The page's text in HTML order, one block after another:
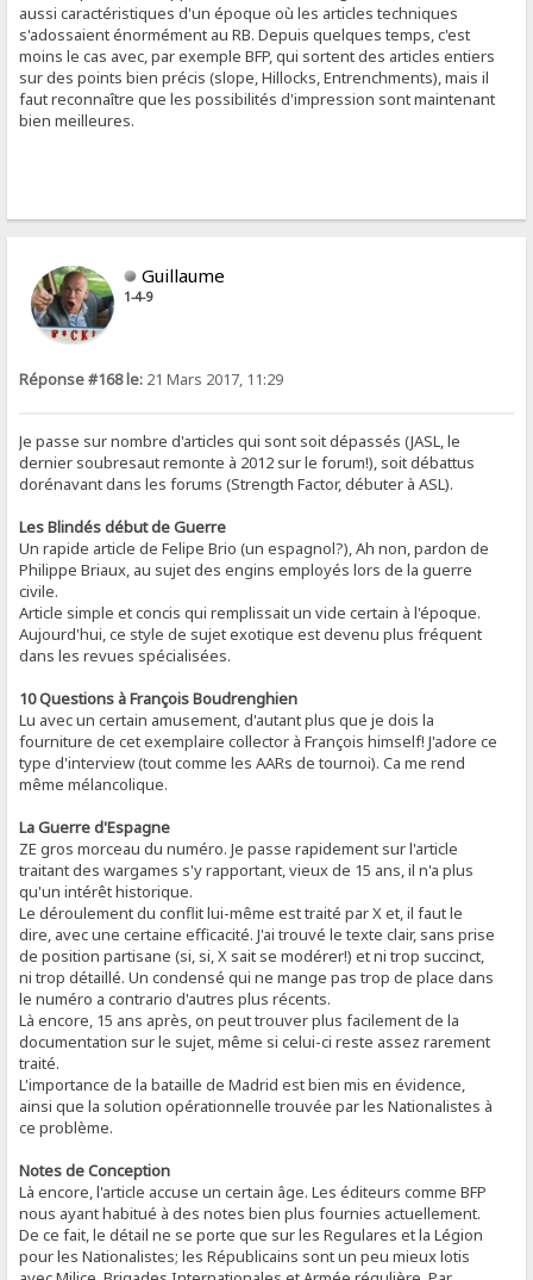
aussi caractéristiques d'un époque où les articles techniques
s'adossaient énormément au RB. Depuis quelques temps, c'est
moins le cas avec, par exemple BFP, qui sortent des articles entiers
sur des points bien précis (slope, Hillocks, Entrenchments), mais il
faut reconnaître que les possibilités d'impression sont maintenant
bien meilleures.
Guillaume
1-4-9
Réponse #168 le: 21 Mars 2017, 11:29
Je passe sur nombre d'articles qui sont soit dépassés (JASL, le
dernier soubresaut remonte à 2012 sur le forum!), soit débattus
dorénavant dans les forums (Strength Factor, débuter à ASL).
Les Blindés début de Guerre
Un rapide article de Felipe Brio (un espagnol?), Ah non, pardon de
Philippe Briaux, au sujet des engins employés lors de la guerre
civile.
Article simple et concis qui remplissait un vide certain à l'époque.
Aujourd'hui, ce style de sujet exotique est devenu plus fréquent
dans les revues spécialisées.
10 Questions à François Boudrenghien
Lu avec un certain amusement, d'autant plus que je dois la
fourniture de cet exemplaire collector à François himself! J'adore ce
type d'interview (tout comme les AARs de tournoi). Ca me rend
même mélancolique.
La Guerre d'Espagne
ZE gros morceau du numéro. Je passe rapidement sur l'article
traitant des wargames s'y rapportant, vieux de 15 ans, il n'a plus
qu'un intérêt historique.
Le déroulement du conflit lui-même est traité par X et, il faut le
dire, avec une certaine efficacité. J'ai trouvé le texte clair, sans prise
de position partisane (si, si, X sait se modérer!) et ni trop succinct,
ni trop détaillé. Un condensé qui ne mange pas trop de place dans
le numéro a contrario d'autres plus récents.
Là encore, 15 ans après, on peut trouver plus facilement de la
documentation sur le sujet, même si celui-ci reste assez rarement
traité.
L'importance de la bataille de Madrid est bien mis en évidence,
ainsi que la solution opérationnelle trouvée par les Nationalistes à
ce problème.
Notes de Conception
Là encore, l'article accuse un certain âge. Les éditeurs comme BFP
nous ayant habitué à des notes bien plus fournies actuellement.
De ce fait, le détail ne se porte que sur les Regulares et la Légion
pour les Nationalistes; les Républicains sont un peu mieux lotis